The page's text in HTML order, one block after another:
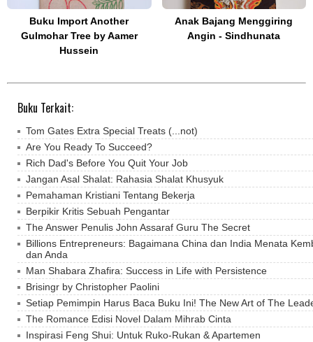
Buku Import Another
Gulmohar Tree by Aamer
Hussein
Anak Bajang Menggiring
Angin - Sindhunata
Buku Terkait:
Tom Gates Extra Special Treats (...not)
Are You Ready To Succeed?
Rich Dad's Before You Quit Your Job
Jangan Asal Shalat: Rahasia Shalat Khusyuk
Pemahaman Kristiani Tentang Bekerja
Berpikir Kritis Sebuah Pengantar
The Answer Penulis John Assaraf Guru The Secret
Billions Entrepreneurs: Bagaimana China dan India Menata
dan Anda
Man Shabara Zhafira: Success in Life with Persistence
Brisingr by Christopher Paolini
Setiap Pemimpin Harus Baca Buku Ini! The New Art of The
The Romance Edisi Novel Dalam Mihrab Cinta
Inspirasi Feng Shui: Untuk Ruko-Rukan & Apartemen